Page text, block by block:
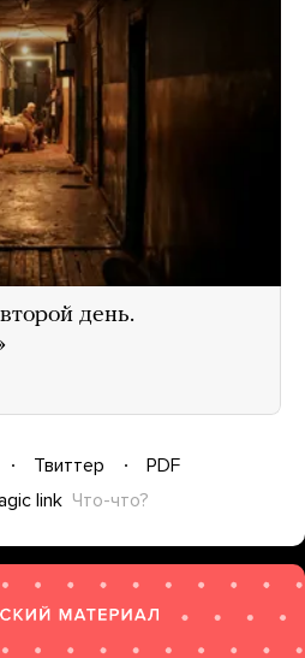
день.
Твиттер
PDF
link Что-что?